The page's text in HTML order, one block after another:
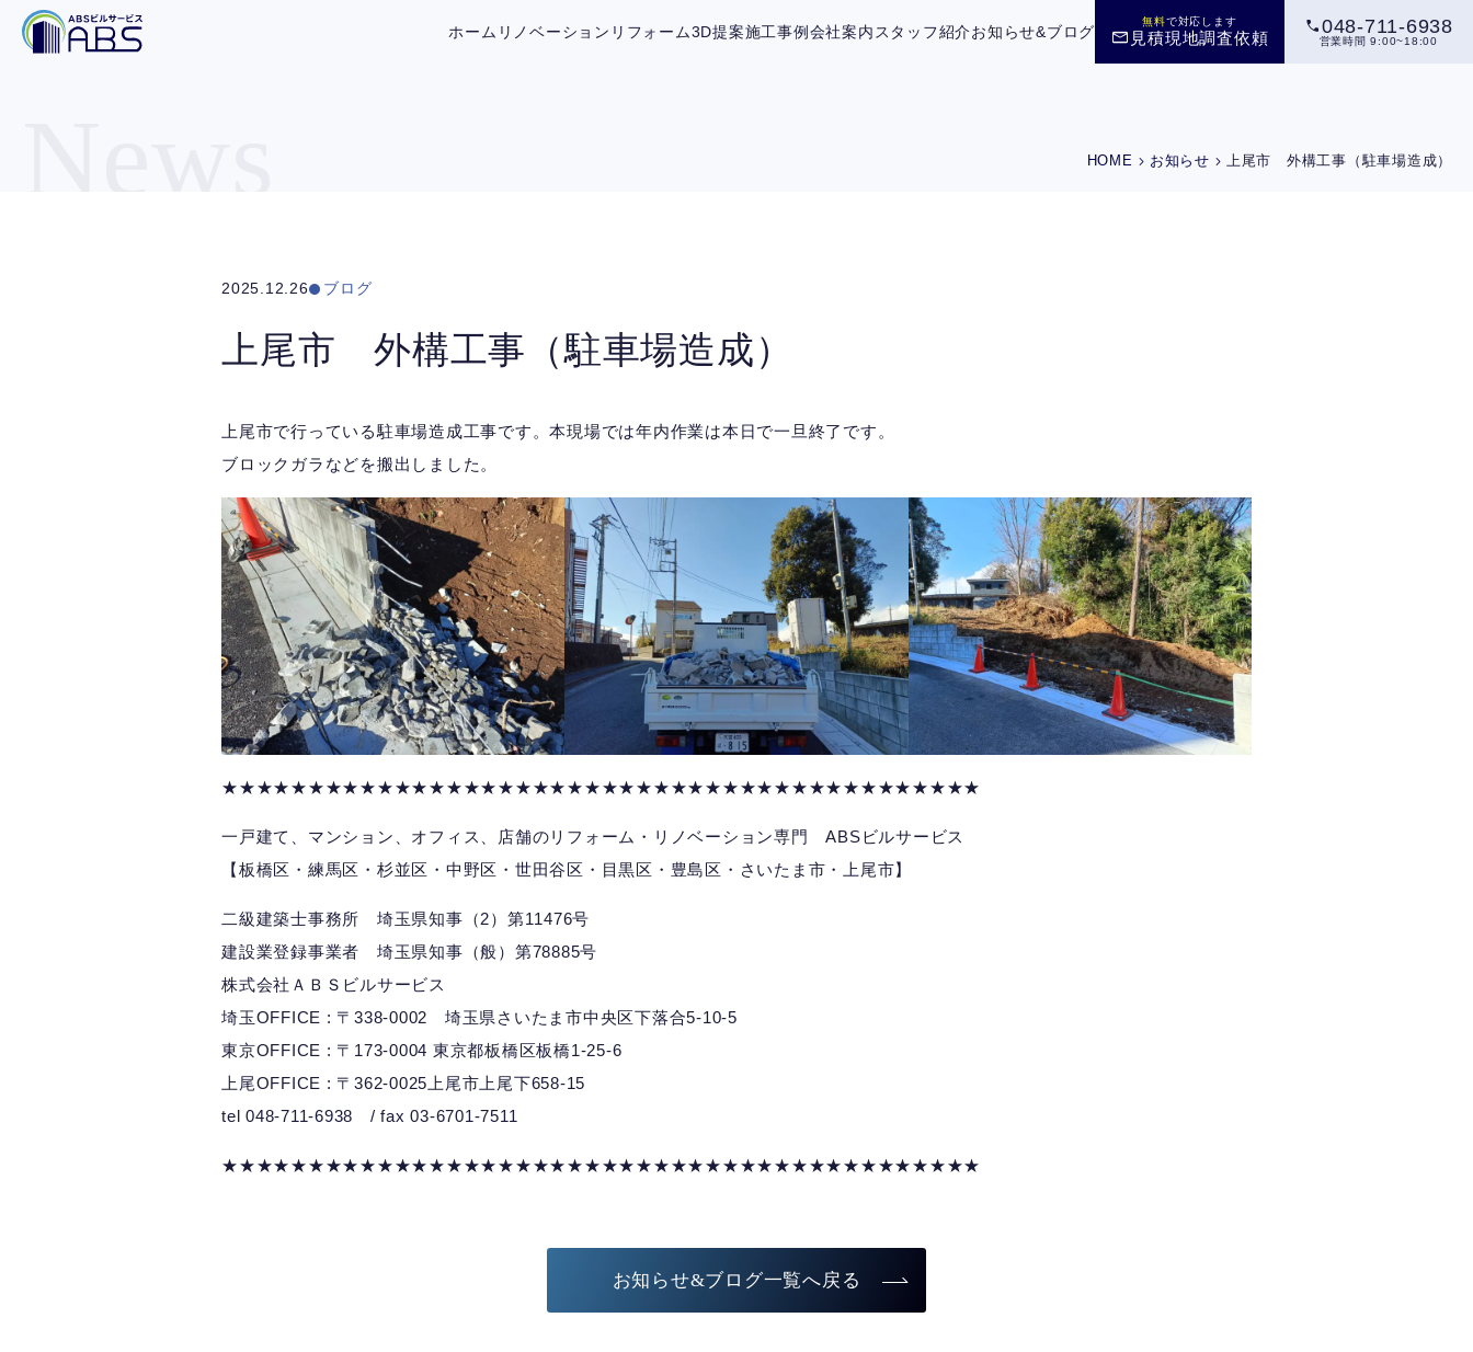
ホーム リノベーション リフォーム3D提案施工事例 会社案内 スタッフ紹介お知らせ&ブログ
無料で対応します
mail 見積現地調査依頼
call048-711-6938
営業時間 9:00~18:00
HOME chevron_right お知らせ chevron_right 上尾市 外構工事（駐車場造成）
2025.12.26 ブログ
上尾市 外構工事（駐車場造成）
上尾市で行っている駐車場造成工事です。本現場では年内作業は本日で一旦終了です。
ブロックガラなどを搬出しました。
★★★★★★★★★★★★★★★★★★★★★★★★★★★★★★★★★★★★★★★★★★★★
一戸建て、マンション、オフィス、店舗のリフォーム・リノベーション専門 ABSビルサービス
【板橋区・練馬区・杉並区・中野区・世田谷区・目黒区・豊島区・さいたま市・上尾市】
二級建築士事務所 埼玉県知事（2）第11476号
建設業登録事業者 埼玉県知事（般）第78885号
株式会社ＡＢＳビルサービス
埼玉OFFICE : 〒338-0002 埼玉県さいたま市中央区下落合5-10-5
東京OFFICE : 〒173-0004 東京都板橋区板橋1-25-6
上尾OFFICE : 〒362-0025上尾市上尾下658-15
tel 048-711-6938 / fax 03-6701-7511
★★★★★★★★★★★★★★★★★★★★★★★★★★★★★★★★★★★★★★★★★★★★
お知らせ&ブログ一覧へ戻る